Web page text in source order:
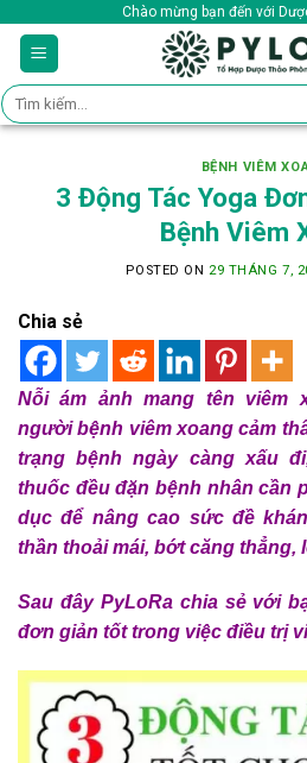
content
Chào mừng bạn đến với
Tìm
kiếm:
BỆNH VIÊM
3 Động Tác Yoga
Bệnh Viêm
POSTED ON 29 THÁNG 7,
Chia sẻ
Nỗi ám ảnh mang tên viêm
người bệnh viêm xoang cảm
trạng bệnh ngày càng xấu
thuốc đều đặn bệnh nhân cần
dục để nâng cao sức đề
thần thoải mái, bớt căng thẳng,
Sau đây PyLoRa chia sẻ với
đơn giản tốt trong việc điều trị